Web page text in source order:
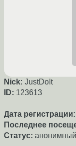
Nick: JustDoIt
ID: 123613
Дата регистрации:
Последнее
Статус: анонимный